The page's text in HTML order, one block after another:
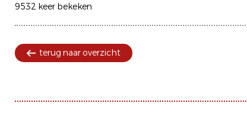
9532 keer bekeken
terug naar overzicht